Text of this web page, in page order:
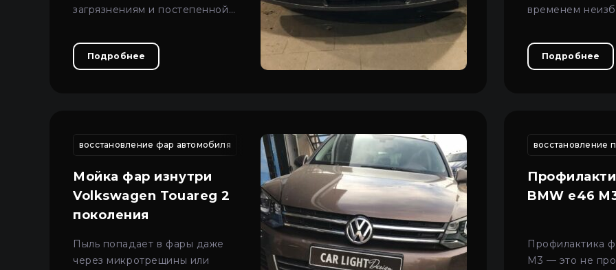
загрязнениям и постепенной
стекла — самое правильное
решение.
Подробнее
временем
оптики.
Подробнее
восстановление фар автомобиля восстановление разбитой фары реставрация фар чистка фар автомобиля
Мойка фар изнутри
Volkswagen Touareg 2
поколения
Пыль попадает в фары даже
через микротрещины или
восстановление
BMW e46
Профилактика
M3 — это не